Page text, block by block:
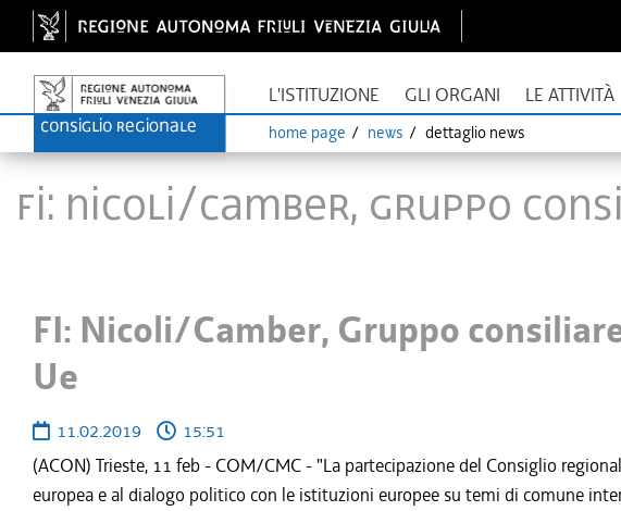
L'ISTITUZIONE GLI ORGANI LE ATTIVITÀ
home page news dettaglio news
FI: Nicoli/Camber, Gruppo
FI: Nicoli/Camber, Gruppo
Ue
11.02.2019
15:51
(ACON) Trieste, 11 feb - COM/CMC - "La partecipazione del Consiglio
europea e al dialogo politico con le istituzioni europee su temi di comune